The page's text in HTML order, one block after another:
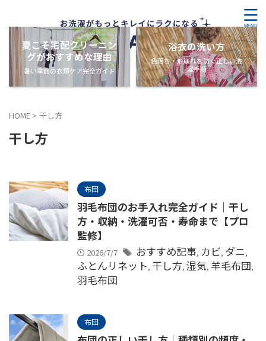
夏こそ宅配クリーニン
グがおすすめな理由
暑い季節の衣類ケア完全ガイド
浴衣の洗い方
色落ち・形崩れを防ぐ正しい洗
濯手順
HOME > 干し方
干し方
布団
羽毛布団のお手入れ完全ガイド｜干し
方・収納・洗濯可否・寿命まで【プロ
監修】
2026/7/7 おすすめ記事, カビ, ダニ,
ふとんリネット, 干し方, 湿気, 羊毛布団,
羽毛布団
布団